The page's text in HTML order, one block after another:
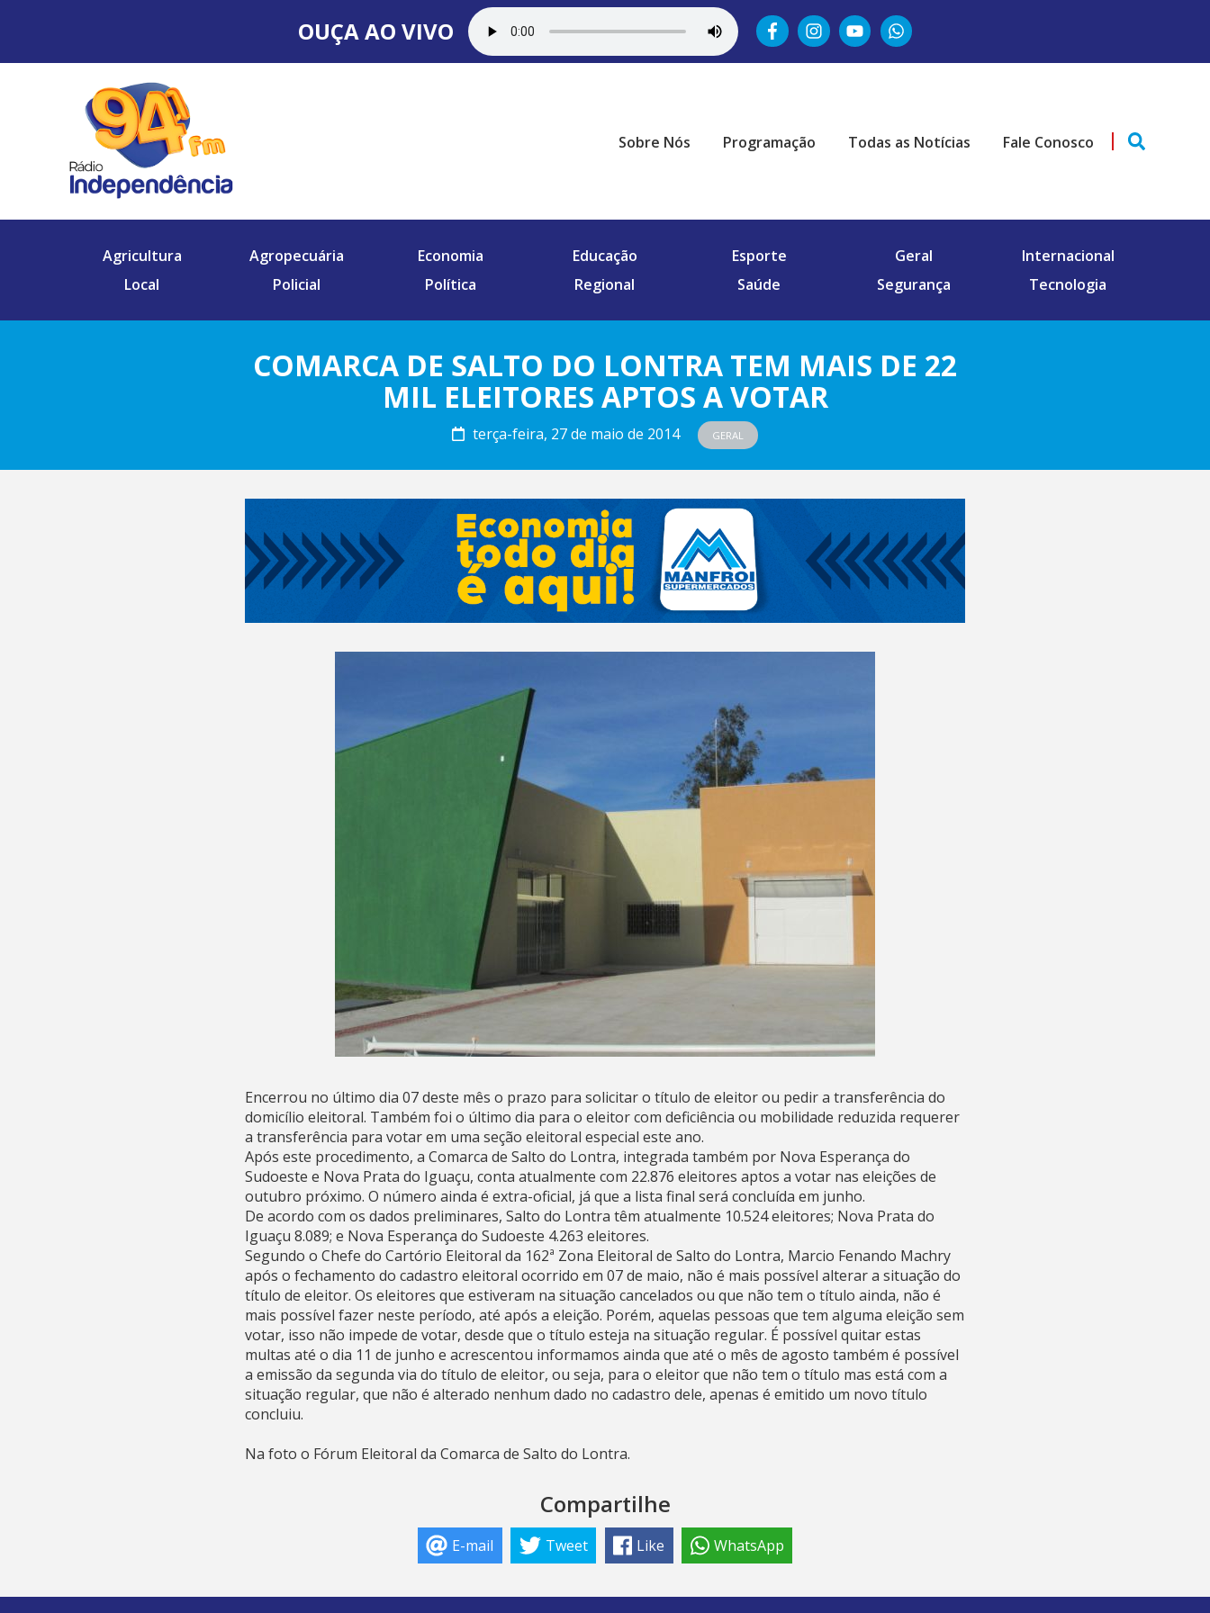
OUÇA AO VIVO
Sobre Nós Programação Todas as Notícias Fale Conosco
Agricultura Agropecuária Economia Educação Esporte Geral
Internacional
Local
Policial Política Regional Saúde Segurança Tecnologia
COMARCA DE SALTO DO LONTRA TEM MAIS DE 22
MIL ELEITORES APTOS A VOTAR
terça-feira, 27 de maio de 2014 GERAL
Encerrou no último dia 07 deste mês o prazo para solicitar o título de eleitor ou pedir a transferência do
domicílio eleitoral. Também foi o último dia para o eleitor com deficiência ou mobilidade reduzida requerer
a transferência para votar em uma seção eleitoral especial este ano.
Após este procedimento, a Comarca de Salto do Lontra, integrada também por Nova Esperança do
Sudoeste e Nova Prata do Iguaçu, conta atualmente com 22.876 eleitores aptos a votar nas eleições de
outubro próximo. O número ainda é extra-oficial, já que a lista final será concluída em junho.
De acordo com os dados preliminares, Salto do Lontra têm atualmente 10.524 eleitores; Nova Prata do
Iguaçu 8.089; e Nova Esperança do Sudoeste 4.263 eleitores.
Segundo o Chefe do Cartório Eleitoral da 162ª Zona Eleitoral de Salto do Lontra, Marcio Fenando Machry
após o fechamento do cadastro eleitoral ocorrido em 07 de maio, não é mais possível alterar a situação do
título de eleitor. Os eleitores que estiveram na situação cancelados ou que não tem o título ainda, não é
mais possível fazer neste período, até após a eleição. Porém, aquelas pessoas que tem alguma eleição sem
votar, isso não impede de votar, desde que o título esteja na situação regular. É possível quitar estas
multas até o dia 11 de junho e acrescentou informamos ainda que até o mês de agosto também é possível
a emissão da segunda via do título de eleitor, ou seja, para o eleitor que não tem o título mas está com a
situação regular, que não é alterado nenhum dado no cadastro dele, apenas é emitido um novo título
concluiu.
Na foto o Fórum Eleitoral da Comarca de Salto do Lontra.
Compartilhe
E-mail Tweet Like WhatsApp